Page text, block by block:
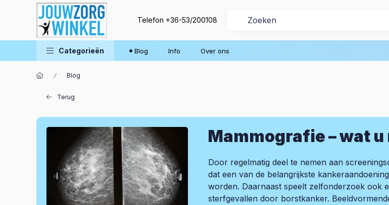
Telefon +36-53/200108
Categorieën Blog Info Over ons
Blog
Terug
Mammografie – wat
Door regelmatig deel te nemen aan
dat een van de belangrijkste
worden. Daarnaast speelt zelfonderzoek ook
sterfgevallen door borstkanker.